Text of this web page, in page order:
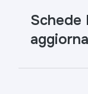
Schede